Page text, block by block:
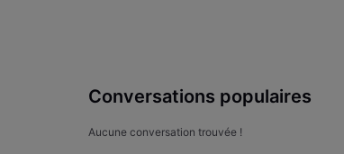
Conversations populaires
Aucune conversation trouvée !